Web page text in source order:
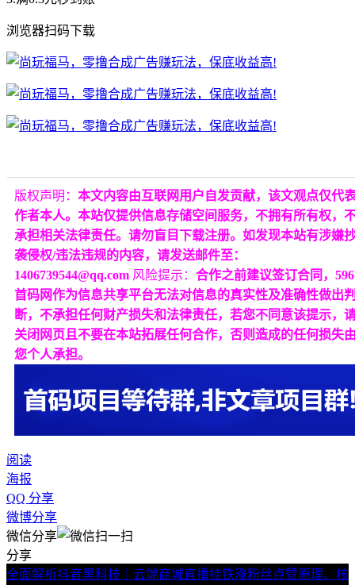
浏览器扫码下载
版权声明： 本文内容由互联网用户自发贡献，该文观点仅代
作者本人。本站仅提供信息存储空间服务，不拥有所有权，
承担相关法律责任。请勿盲目下载注册。如发现本站有涉嫌
袭侵权/违法违规的内容，请发送邮件至：
1406739544@qq.com 风险提示： 合作之前建议签订合同，596
首码网作为信息共享平台无法对信息的真实性及准确性做出
断，不承担任何财产损失和法律责任，若您不同意该提示，
关闭网页且不要在本站拓展任何合作，否则造成的任何损失
您个人承担。
阅读
海报
QQ 分享
微博分享
微信分享
分享
全面解析抖音黑科技｜云端商城直播挂铁涨粉丝点赞原理、核